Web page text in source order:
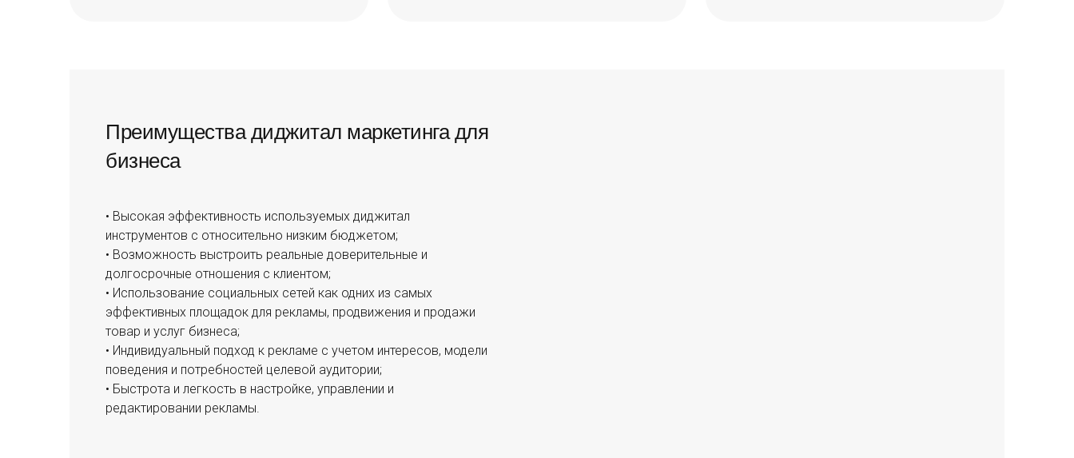
Преимущества диджитал маркетинга для
бизнеса
• Высокая эффективность используемых диджитал
инструментов с относительно низким бюджетом;
• Возможность выстроить реальные доверительные и
долгосрочные отношения с клиентом;
• Использование социальных сетей как одних из самых
эффективных площадок для рекламы, продвижения и продажи
товар и услуг бизнеса;
• Индивидуальный подход к рекламе с учетом интересов, модели
поведения и потребностей целевой аудитории;
• Быстрота и легкость в настройке, управлении и
редактировании рекламы.